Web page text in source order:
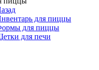
для пиццы
для пиццы
для печи